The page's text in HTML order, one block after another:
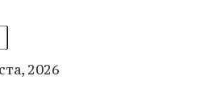
2026